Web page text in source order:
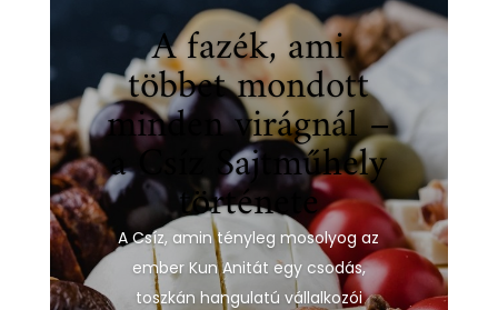
A fazék, ami
többet mondott
minden virágnál –
a Csíz Sajtműhely
története
A Csíz, amin tényleg mosolyog az
ember Kun Anitát egy csodás,
toszkán hangulatú vállalkozói